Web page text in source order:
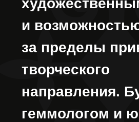
символом всевидящего
начала —
наблюдающего,
помнящего и
сохраняющего связь
человека с жизнью,